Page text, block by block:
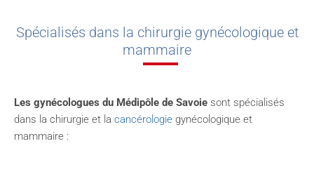
Spécialisés dans la chirurgie gynécologique et
mammaire
Les gynécologues du Médipôle de Savoie sont spécialisés
dans la chirurgie et la cancérologie gynécologique et
mammaire :